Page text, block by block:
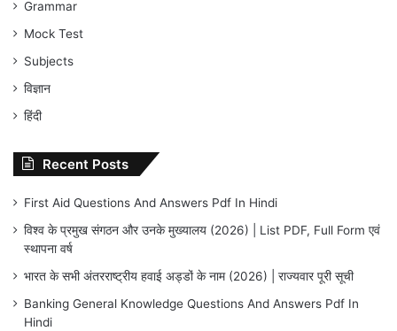
Grammar
Mock Test
Subjects
विज्ञान
हिंदी
Recent Posts
First Aid Questions And Answers Pdf In Hindi
विश्व के प्रमुख संगठन और उनके मुख्यालय (2026) | List PDF, Full Form एवं
स्थापना वर्ष
भारत के सभी अंतरराष्ट्रीय हवाई अड्डों के नाम (2026) | राज्यवार पूरी सूची
Banking General Knowledge Questions And Answers Pdf In
Hindi